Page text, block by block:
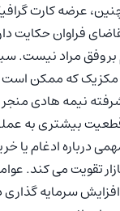
فراوان حکایت
وفق مراد نیست.
و مکزیک که ممکن
نیمه هادی
بیشتری به
درباره ادغام
تقویت می کند.
سرمایه گذاری